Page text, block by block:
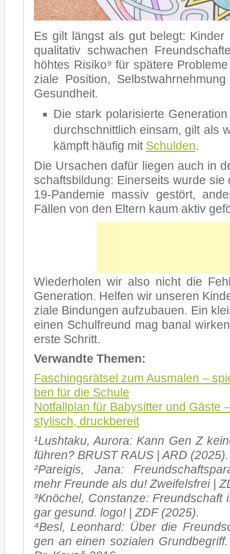
Es gilt längst als gut be­legt: Kin­der
qua­li­ta­tiv schwa­chen
höh­tes Ri­si­ko⁹ für spä­te­re
zia­le Po­si­ti­on,
Ge­sund­heit.
Die stark po­la­ri­sier­te
durch­schnitt­lich ein­sam, gilt als
kämpft häu­fig mit Schul­den.
Die Ur­sa­chen da­für lie­gen auch in
schafts­bil­dung: Ei­ner­seits wur­de sie
19-Pandemie mas­siv ge­stört,
Fäl­len von den El­tern kaum ak­tiv
Wie­der­ho­len wir also nicht die
Generation. Hel­fen wir un­se­ren
zia­le Bin­dun­gen auf­zu­bau­en. Ein
ei­nen Schul­freund mag ba­nal
ers­te Schritt.
Ver­wand­te The­men:
Fa­schings­rät­sel zum Aus­ma­len –
ben für die Schu­le
Not­fall­plan für Ba­by­sit­ter und Gäs­te
sty­lisch, druck­be­reit
¹Lush­t­a­ku, Au­ro­ra: Kann Gen Z
füh­ren? BRUST RAUS | ARD (2025).
²Parei­gis, Jana:
mehr Freun­de als du! Zwei­fels­frei |
³Knö­chel, Con­stan­ze:
gar ge­sund. logo! | ZDF (2025).
⁴Besl, Le­on­hard: Über die
gen an ei­nen so­zia­len